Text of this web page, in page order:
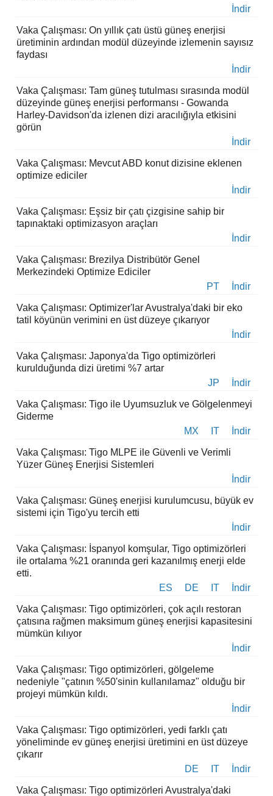
İndir
Vaka Çalışması: On yıllık çatı üstü güneş enerjisi
üretiminin ardından modül düzeyinde izlemenin sayısız
faydası
İndir
Vaka Çalışması: Tam güneş tutulması sırasında modül
düzeyinde güneş enerjisi performansı - Gowanda
Harley-Davidson'da izlenen dizi aracılığıyla etkisini
görün
İndir
Vaka Çalışması: Mevcut ABD konut dizisine eklenen
optimize ediciler
İndir
Vaka Çalışması: Eşsiz bir çatı çizgisine sahip bir
tapınaktaki optimizasyon araçları
İndir
Vaka Çalışması: Brezilya Distribütör Genel
Merkezindeki Optimize Ediciler
PT
İndir
Vaka Çalışması: Optimizer'lar Avustralya'daki bir eko
tatil köyünün verimini en üst düzeye çıkarıyor
İndir
Vaka Çalışması: Japonya'da Tigo optimizörleri
kurulduğunda dizi üretimi %7 artar
JP
İndir
Vaka Çalışması: Tigo ile Uyumsuzluk ve Gölgelenmeyi
Giderme
MX
IT İndir
Vaka Çalışması: Tigo MLPE ile Güvenli ve Verimli
Yüzer Güneş Enerjisi Sistemleri
İndir
Vaka Çalışması: Güneş enerjisi kurulumcusu, büyük ev
sistemi için Tigo'yu tercih etti
İndir
Vaka Çalışması: İspanyol komşular, Tigo optimizörleri
ile ortalama %21 oranında geri kazanılmış enerji elde
etti.
ES
DE IT İndir
Vaka Çalışması: Tigo optimizörleri, çok açılı restoran
çatısına rağmen maksimum güneş enerjisi kapasitesini
mümkün kılıyor
İndir
Vaka Çalışması: Tigo optimizörleri, gölgeleme
nedeniyle "çatının %50'sinin kullanılamaz" olduğu bir
projeyi mümkün kıldı.
İndir
Vaka Çalışması: Tigo optimizörleri, yedi farklı çatı
yöneliminde ev güneş enerjisi üretimini en üst düzeye
çıkarır
DE
IT İndir
Vaka Çalışması: Tigo optimizörleri Avustralya'daki